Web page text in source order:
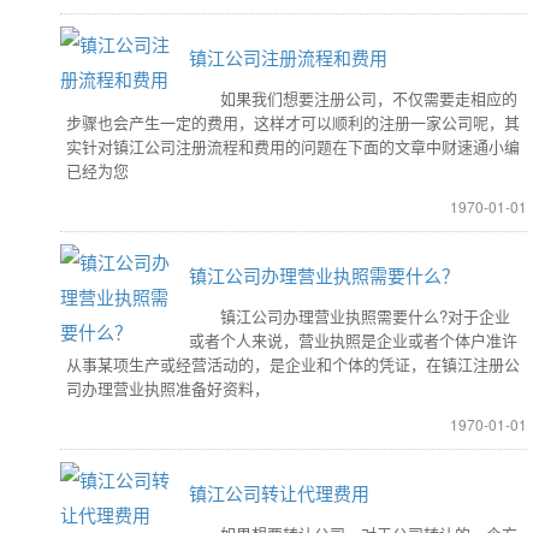
镇江公司注册流程和费用
如果我们想要注册公司，不仅需要走相应的
步骤也会产生一定的费用，这样才可以顺利的注册一家公司呢，其
实针对镇江公司注册流程和费用的问题在下面的文章中财速通小编
已经为您
1970-01-01
镇江公司办理营业执照需要什么？
镇江公司办理营业执照需要什么?对于企业
或者个人来说，营业执照是企业或者个体户准许
从事某项生产或经营活动的，是企业和个体的凭证，在镇江注册公
司办理营业执照准备好资料，
1970-01-01
镇江公司转让代理费用